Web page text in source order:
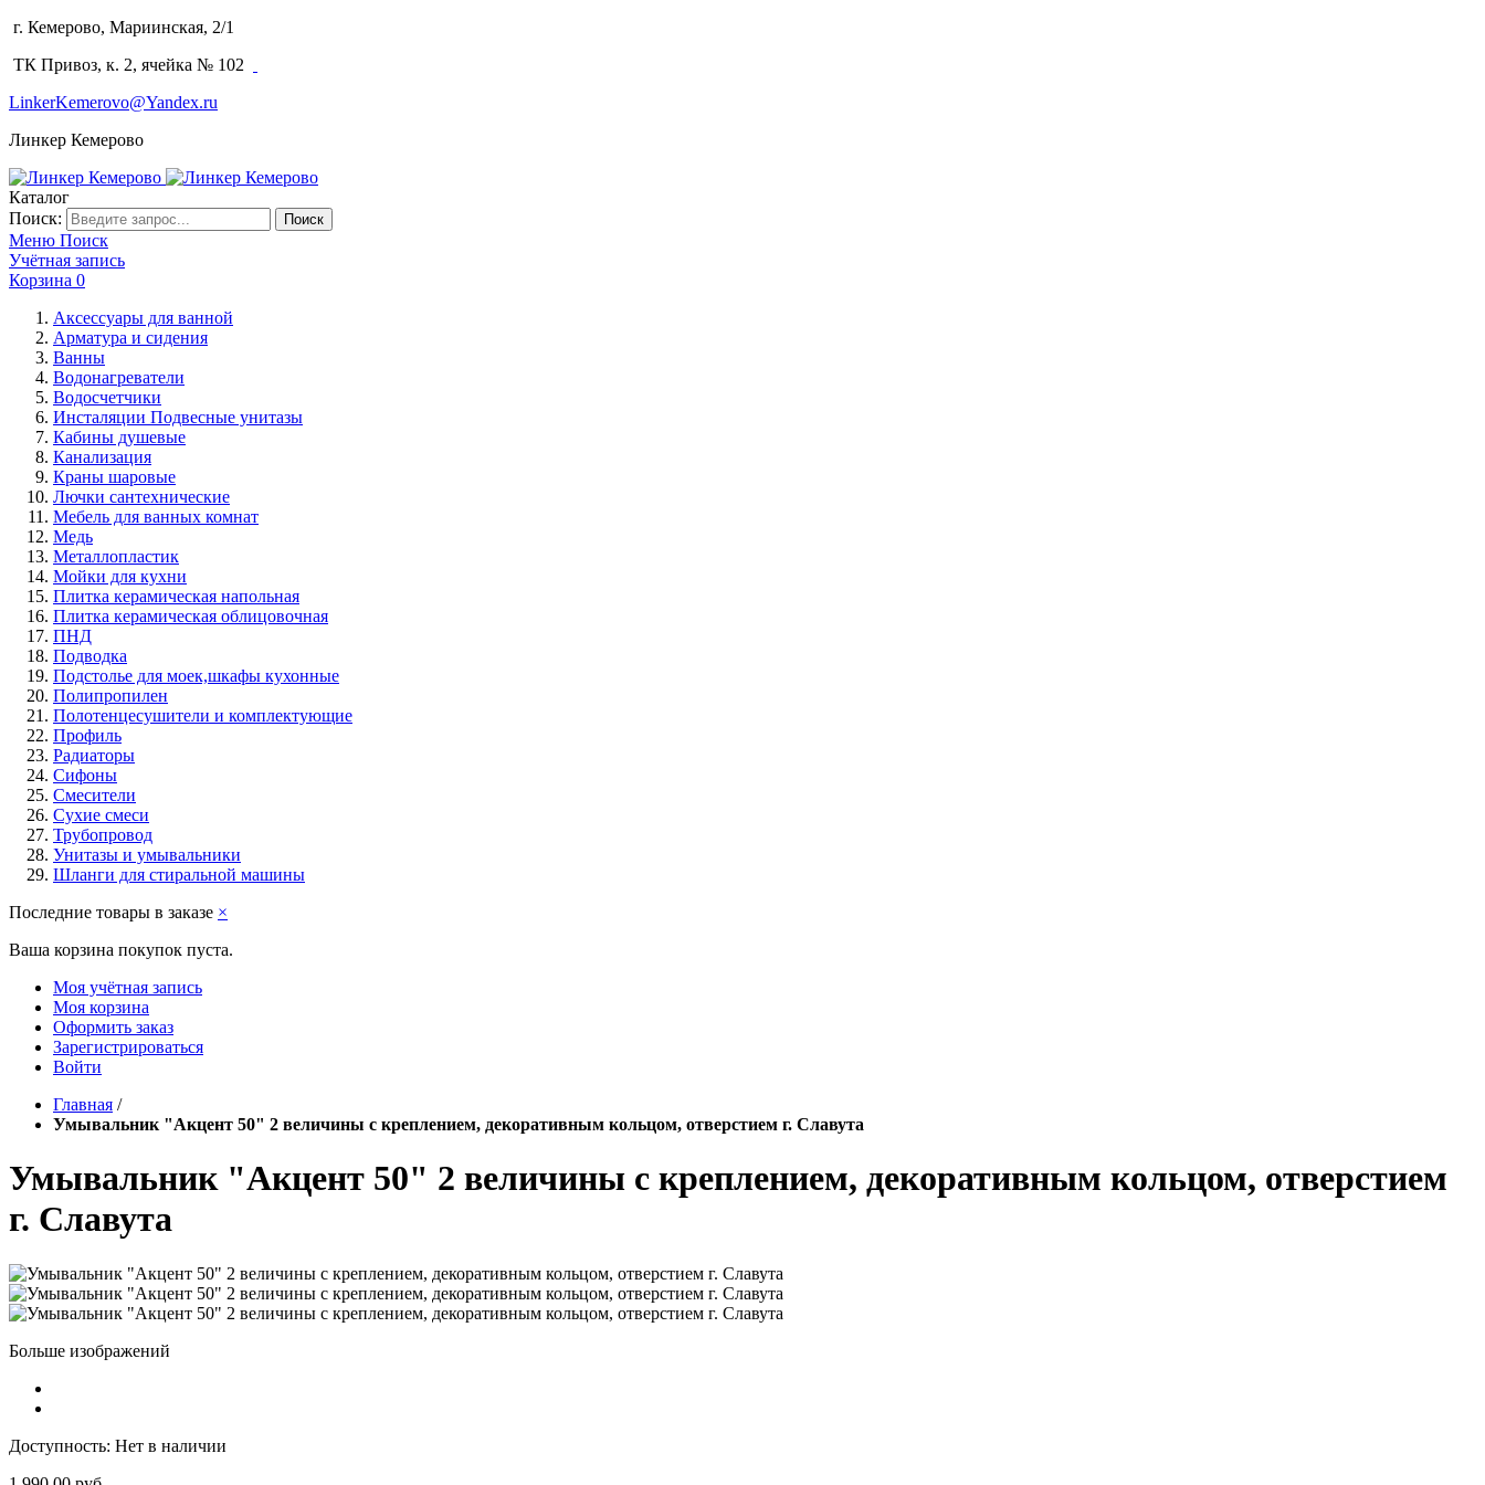
г. Кемерово, Мариинская, 2/1
ТК Привоз, к. 2, ячейка № 102
LinkerKemerovo@Yandex.ru
Линкер Кемерово
Каталог
Поиск:
Поиск
Меню Поиск
Учётная запись
Корзина 0
Аксессуары для ванной
Арматура и сидения
Ванны
Водонагреватели
Водосчетчики
Инсталяции Подвесные унитазы
Кабины душевые
Канализация
Краны шаровые
Лючки сантехнические
Мебель для ванных комнат
Медь
Металлопластик
Мойки для кухни
Плитка керамическая напольная
Плитка керамическая облицовочная
ПНД
Подводка
Подстолье для моек,шкафы кухонные
Полипропилен
Полотенцесушители и комплектующие
Профиль
Радиаторы
Сифоны
Смесители
Сухие смеси
Трубопровод
Унитазы и умывальники
Шланги для стиральной машины
Последние товары в заказе ×
Ваша корзина покупок пуста.
Моя учётная запись
Моя корзина
Оформить заказ
Зарегистрироваться
Войти
Главная /
Умывальник "Акцент 50" 2 величины с креплением, декоративным кольцом, отверстием г. Славута
Умывальник "Акцент 50" 2 величины с креплением, декоративным кольцом, отверстием
г. Славута
Больше изображений
Доступность: Нет в наличии